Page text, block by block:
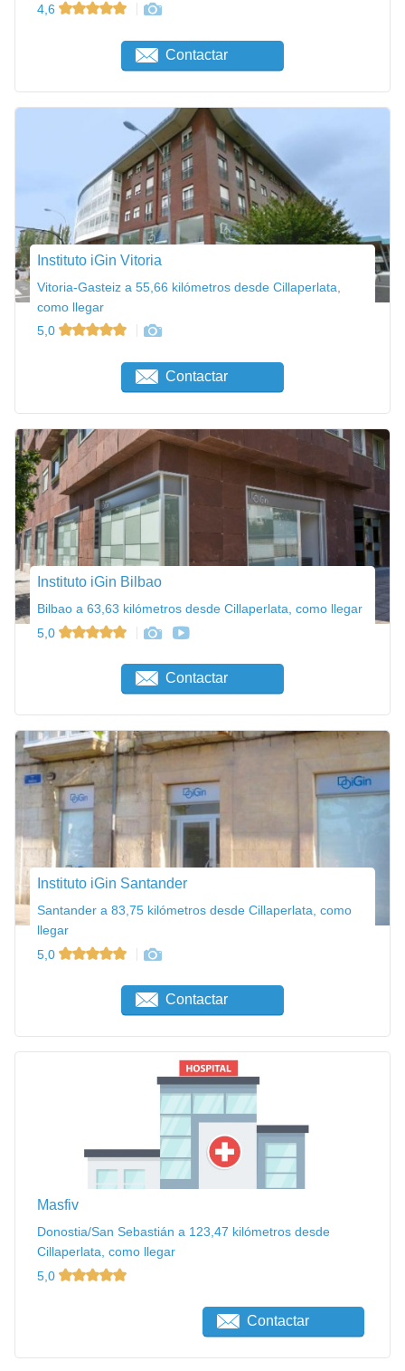
4,6
Contactar
Instituto iGin Vitoria
Vitoria-Gasteiz a 55,66 kilómetros desde Cillaperlata,
como llegar
5,0
Contactar
Instituto iGin Bilbao
Bilbao a 63,63 kilómetros desde Cillaperlata, como llegar
5,0
Contactar
Instituto iGin Santander
Santander a 83,75 kilómetros desde Cillaperlata, como
llegar
5,0
Contactar
Masfiv
Donostia/San Sebastián a 123,47 kilómetros desde
Cillaperlata, como llegar
5,0
Contactar